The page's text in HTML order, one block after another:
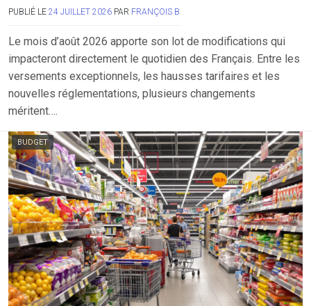
PUBLIÉ LE 24 JUILLET 2026 PAR FRANÇOIS B
Le mois d’août 2026 apporte son lot de modifications qui
impacteront directement le quotidien des Français. Entre les
versements exceptionnels, les hausses tarifaires et les
nouvelles réglementations, plusieurs changements
méritent….
BUDGET